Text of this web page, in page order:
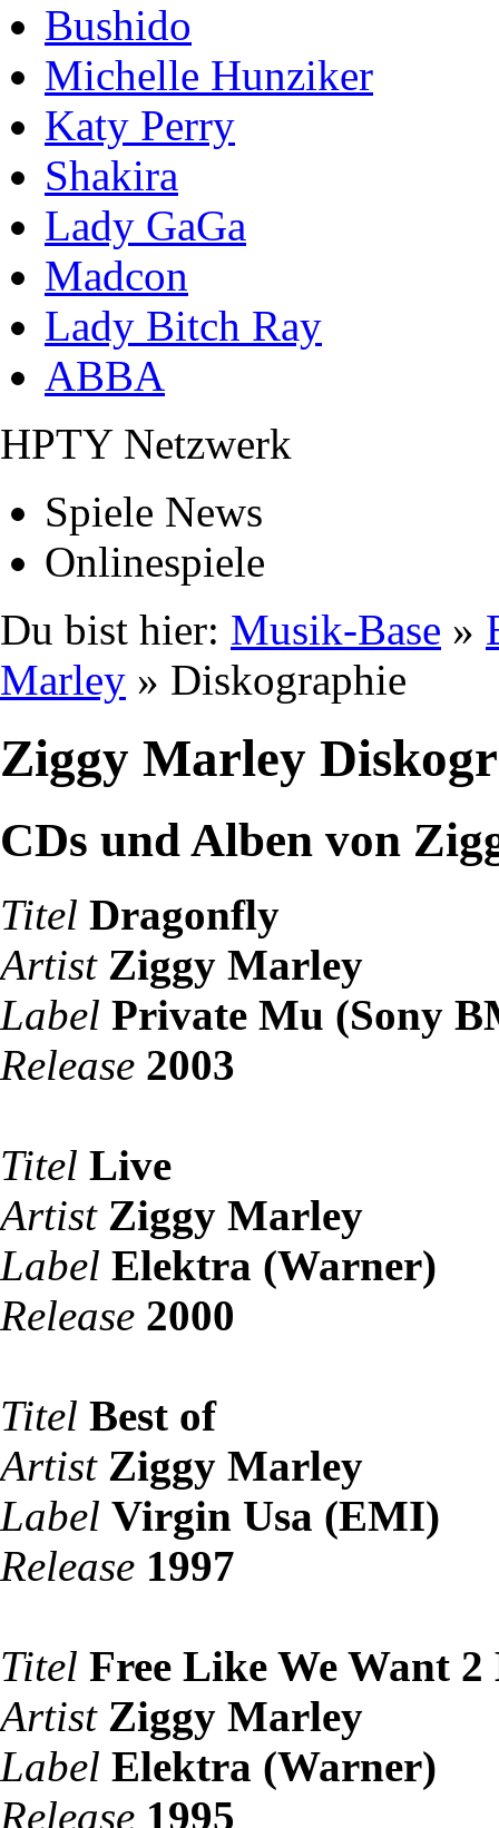
Bushido
Michelle Hunziker
Katy Perry
Shakira
Lady GaGa
Madcon
Lady Bitch Ray
ABBA
HPTY Netzwerk
Spiele News
Onlinespiele
Du bist hier: Musik-Base »
Marley » Diskographie
Ziggy Marley
CDs und Alben von
Titel Dragonfly
Artist Ziggy Marley
Label Private Mu (Sony
Release 2003
Titel Live
Artist Ziggy Marley
Label Elektra (Warner)
Release 2000
Titel Best of
Artist Ziggy Marley
Label Virgin Usa (EMI)
Release 1997
Titel Free Like We Want 2
Artist Ziggy Marley
Label Elektra (Warner)
Release 1995